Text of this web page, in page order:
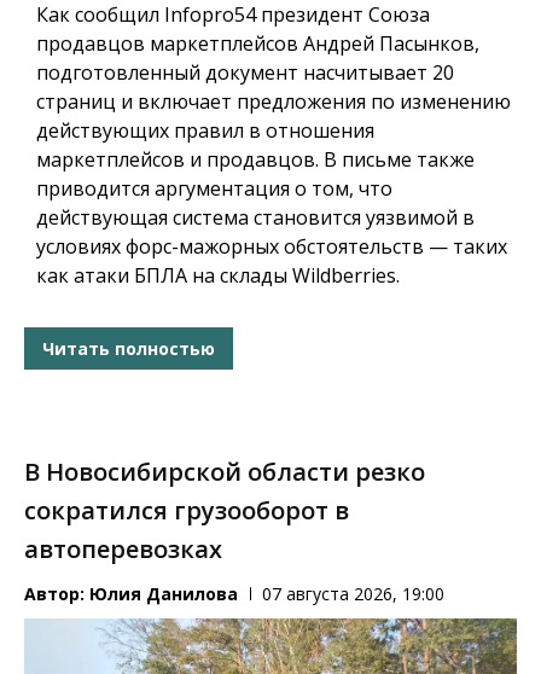
Как сообщил Infopro54президент Союза
продавцов маркетплейсов Андрей Пасынков,
подготовленный документ насчитывает 20
страниц и включает предложения по изменению
действующих правил в отношения
маркетплейсов и продавцов. В письме также
приводится аргументация о том, что
действующая система становится уязвимой в
условиях форс-мажорных обстоятельств — таких
как атаки БПЛА на склады Wildberries.
Читать полностью
В Новосибирской области резко
сократился грузооборот в
автоперевозках
Автор: Юлия Данилова 07 августа 2026, 19:00